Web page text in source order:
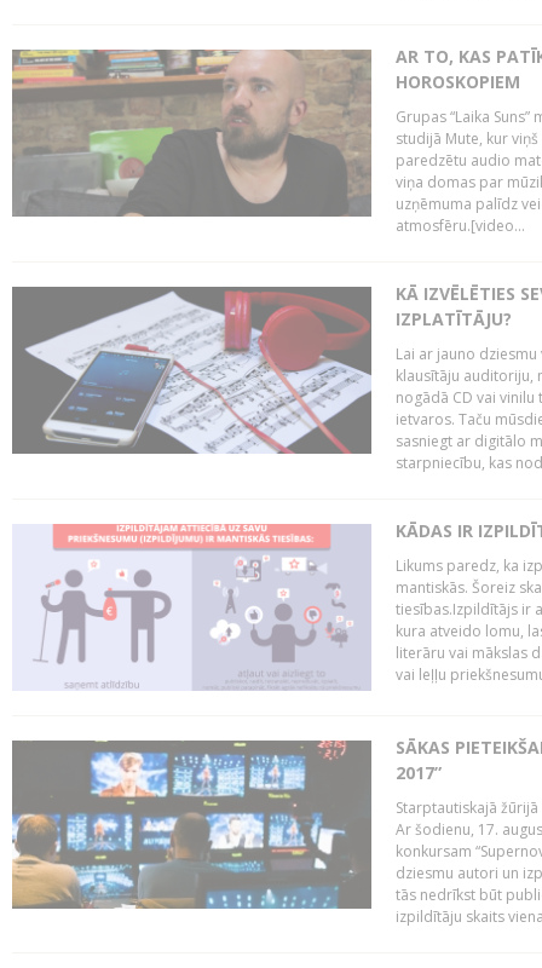
AR TO, KAS
HOROSKOPIEM
Grupas “Laika
studijā Mute, kur
paredzētu audio
viņa domas par
uzņēmuma palīdz
atmosfēru.[video...
KĀ IZVĒLĒTIES
IZPLATĪTĀJU?
Lai ar jauno
klausītāju auditoriju,
nogādā CD vai
ietvaros. Taču
sasniegt ar digitālo
starpniecību, kas
KĀDAS IR
Likums paredz, ka
mantiskās. Šoreiz
tiesības.Izpildītājs ir
kura atveido lomu,
literāru vai mākslas
vai leļļu
SĀKAS
2017”
Starptautiskajā
Ar šodienu, 17.
konkursam
dziesmu autori un
tās nedrīkst būt
izpildītāju skaits